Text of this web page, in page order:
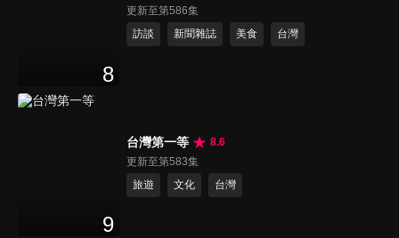
8
更新至第586集
訪談
新聞雜誌 美食 台灣
9
台灣第一等
8.6
更新至第583集
旅遊
文化 台灣